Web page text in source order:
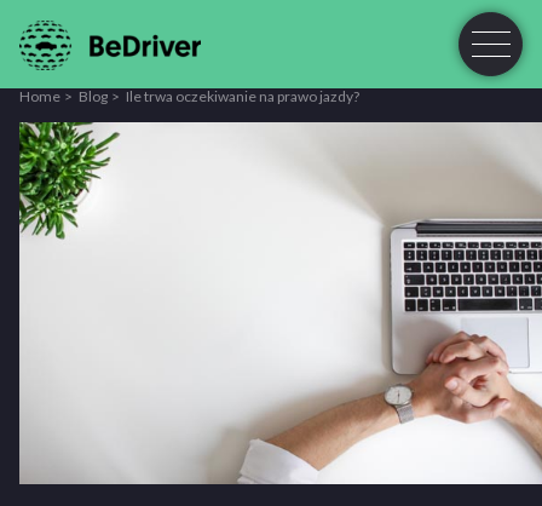
Home Blog Ile trwa oczekiwanie na prawo jazdy?